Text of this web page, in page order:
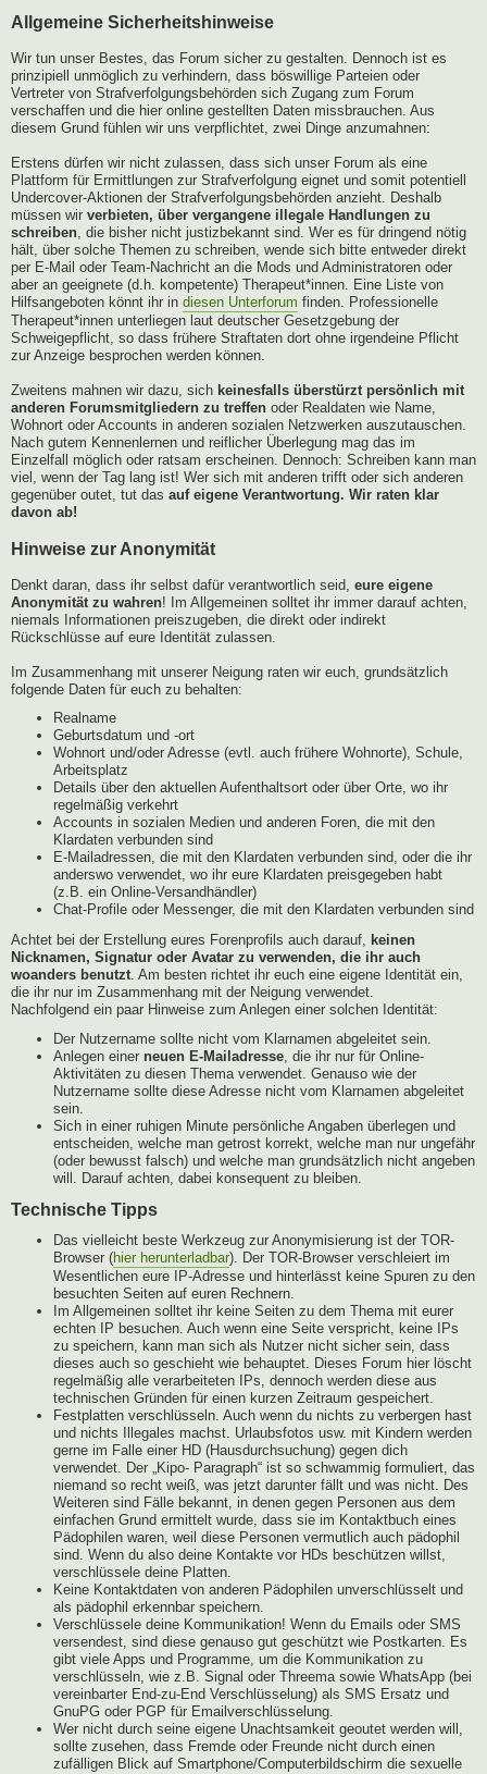
Allgemeine Sicherheitshinweise
Wir tun unser Bestes, das Forum sicher zu gestalten. Dennoch ist es
prinzipiell unmöglich zu verhindern, dass böswillige Parteien oder
Vertreter von Strafverfolgungsbehörden sich Zugang zum Forum
verschaffen und die hier online gestellten Daten missbrauchen. Aus
diesem Grund fühlen wir uns verpflichtet, zwei Dinge anzumahnen:
Erstens dürfen wir nicht zulassen, dass sich unser Forum als eine
Plattform für Ermittlungen zur Strafverfolgung eignet und somit potentiell
Undercover-Aktionen der Strafverfolgungsbehörden anzieht. Deshalb
müssen wir verbieten, über vergangene illegale Handlungen zu
schreiben, die bisher nicht justizbekannt sind. Wer es für dringend nötig
hält, über solche Themen zu schreiben, wende sich bitte entweder direkt
per E-Mail oder Team-Nachricht an die Mods und Administratoren oder
aber an geeignete (d.h. kompetente) Therapeut*innen. Eine Liste von
Hilfsangeboten könnt ihr in diesen Unterforum finden. Professionelle
Therapeut*innen unterliegen laut deutscher Gesetzgebung der
Schweigepflicht, so dass frühere Straftaten dort ohne irgendeine Pflicht
zur Anzeige besprochen werden können.
Zweitens mahnen wir dazu, sich keinesfalls überstürzt persönlich mit
anderen Forumsmitgliedern zu treffen oder Realdaten wie Name,
Wohnort oder Accounts in anderen sozialen Netzwerken auszutauschen.
Nach gutem Kennenlernen und reiflicher Überlegung mag das im
Einzelfall möglich oder ratsam erscheinen. Dennoch: Schreiben kann man
viel, wenn der Tag lang ist! Wer sich mit anderen trifft oder sich anderen
gegenüber outet, tut das auf eigene Verantwortung. Wir raten klar
davon ab!
Hinweise zur Anonymität
Denkt daran, dass ihr selbst dafür verantwortlich seid, eure eigene
Anonymität zu wahren! Im Allgemeinen solltet ihr immer darauf achten,
niemals Informationen preiszugeben, die direkt oder indirekt
Rückschlüsse auf eure Identität zulassen.
Im Zusammenhang mit unserer Neigung raten wir euch, grundsätzlich
folgende Daten für euch zu behalten:
Realname
Geburtsdatum und -ort
Wohnort und/oder Adresse (evtl. auch frühere Wohnorte), Schule,
Arbeitsplatz
Details über den aktuellen Aufenthaltsort oder über Orte, wo ihr
regelmäßig verkehrt
Accounts in sozialen Medien und anderen Foren, die mit den
Klardaten verbunden sind
E-Mailadressen, die mit den Klardaten verbunden sind, oder die ihr
anderswo verwendet, wo ihr eure Klardaten preisgegeben habt
(z.B. ein Online-Versandhändler)
Chat-Profile oder Messenger, die mit den Klardaten verbunden sind
Achtet bei der Erstellung eures Forenprofils auch darauf, keinen
Nicknamen, Signatur oder Avatar zu verwenden, die ihr auch
woanders benutzt. Am besten richtet ihr euch eine eigene Identität ein,
die ihr nur im Zusammenhang mit der Neigung verwendet.
Nachfolgend ein paar Hinweise zum Anlegen einer solchen Identität:
Der Nutzername sollte nicht vom Klarnamen abgeleitet sein.
Anlegen einer neuen E-Mailadresse , die ihr nur für Online-
Aktivitäten zu diesen Thema verwendet. Genauso wie der
Nutzername sollte diese Adresse nicht vom Klarnamen abgeleitet
sein.
Sich in einer ruhigen Minute persönliche Angaben überlegen und
entscheiden, welche man getrost korrekt, welche man nur ungefähr
(oder bewusst falsch) und welche man grundsätzlich nicht angeben
will. Darauf achten, dabei konsequent zu bleiben.
Technische Tipps
Das vielleicht beste Werkzeug zur Anonymisierung ist der TOR-
Browser (hier herunterladbar). Der TOR-Browser verschleiert im
Wesentlichen eure IP-Adresse und hinterlässt keine Spuren zu den
besuchten Seiten auf euren Rechnern.
Im Allgemeinen solltet ihr keine Seiten zu dem Thema mit eurer
echten IP besuchen. Auch wenn eine Seite verspricht, keine IPs
zu speichern, kann man sich als Nutzer nicht sicher sein, dass
dieses auch so geschieht wie behauptet. Dieses Forum hier löscht
regelmäßig alle verarbeiteten IPs, dennoch werden diese aus
technischen Gründen für einen kurzen Zeitraum gespeichert.
Festplatten verschlüsseln. Auch wenn du nichts zu verbergen hast
und nichts Illegales machst. Urlaubsfotos usw. mit Kindern werden
gerne im Falle einer HD (Hausdurchsuchung) gegen dich
verwendet. Der „Kipo- Paragraph“ ist so schwammig formuliert, das
niemand so recht weiß, was jetzt darunter fällt und was nicht. Des
Weiteren sind Fälle bekannt, in denen gegen Personen aus dem
einfachen Grund ermittelt wurde, dass sie im Kontaktbuch eines
Pädophilen waren, weil diese Personen vermutlich auch pädophil
sind. Wenn du also deine Kontakte vor HDs beschützen willst,
verschlüssele deine Platten.
Keine Kontaktdaten von anderen Pädophilen unverschlüsselt und
als pädophil erkennbar speichern.
Verschlüssele deine Kommunikation! Wenn du Emails oder SMS
versendest, sind diese genauso gut geschützt wie Postkarten. Es
gibt viele Apps und Programme, um die Kommunikation zu
verschlüsseln, wie z.B. Signal oder Threema sowie WhatsApp (bei
vereinbarter End-zu-End Verschlüsselung) als SMS Ersatz und
GnuPG oder PGP für Emailverschlüsselung.
Wer nicht durch seine eigene Unachtsamkeit geoutet werden will,
sollte zusehen, dass Fremde oder Freunde nicht durch einen
zufälligen Blick auf Smartphone/Computerbildschirm die sexuelle